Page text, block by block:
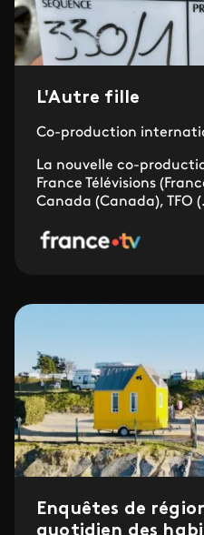
L'Autre fille
Co-production
La nouvelle co-
France Télévisions
Canada (Canada), TFO
Enquêtes de